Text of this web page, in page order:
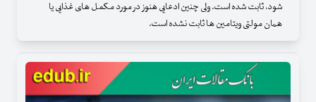
شود، ثابت شده است. ولی چنین ادعایی هنوز در مورد مکمل های غذایی یا
همان مولتی ویتامین ها ثابت نشده است.